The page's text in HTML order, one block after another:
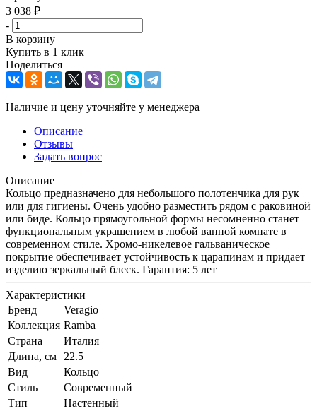
3 038 ₽
-
+
В корзину
Купить в 1 клик
Поделиться
Наличие и цену уточняйте у менеджера
Описание
Отзывы
Задать вопрос
Описание
Кольцо предназначено для небольшого полотенчика для рук
или для гигиены. Очень удобно разместить рядом с раковиной
или биде. Кольцо прямоугольной формы несомненно станет
функциональным украшением в любой ванной комнате в
современном стиле. Хромо-никелевое гальваническое
покрытие обеспечивает устойчивость к царапинам и придает
изделию зеркальный блеск. Гарантия: 5 лет
Характеристики
Бренд
Veragio
Коллекция Ramba
Страна
Италия
Длина, см
22.5
Вид
Кольцо
Стиль
Современный
Тип
Настенный